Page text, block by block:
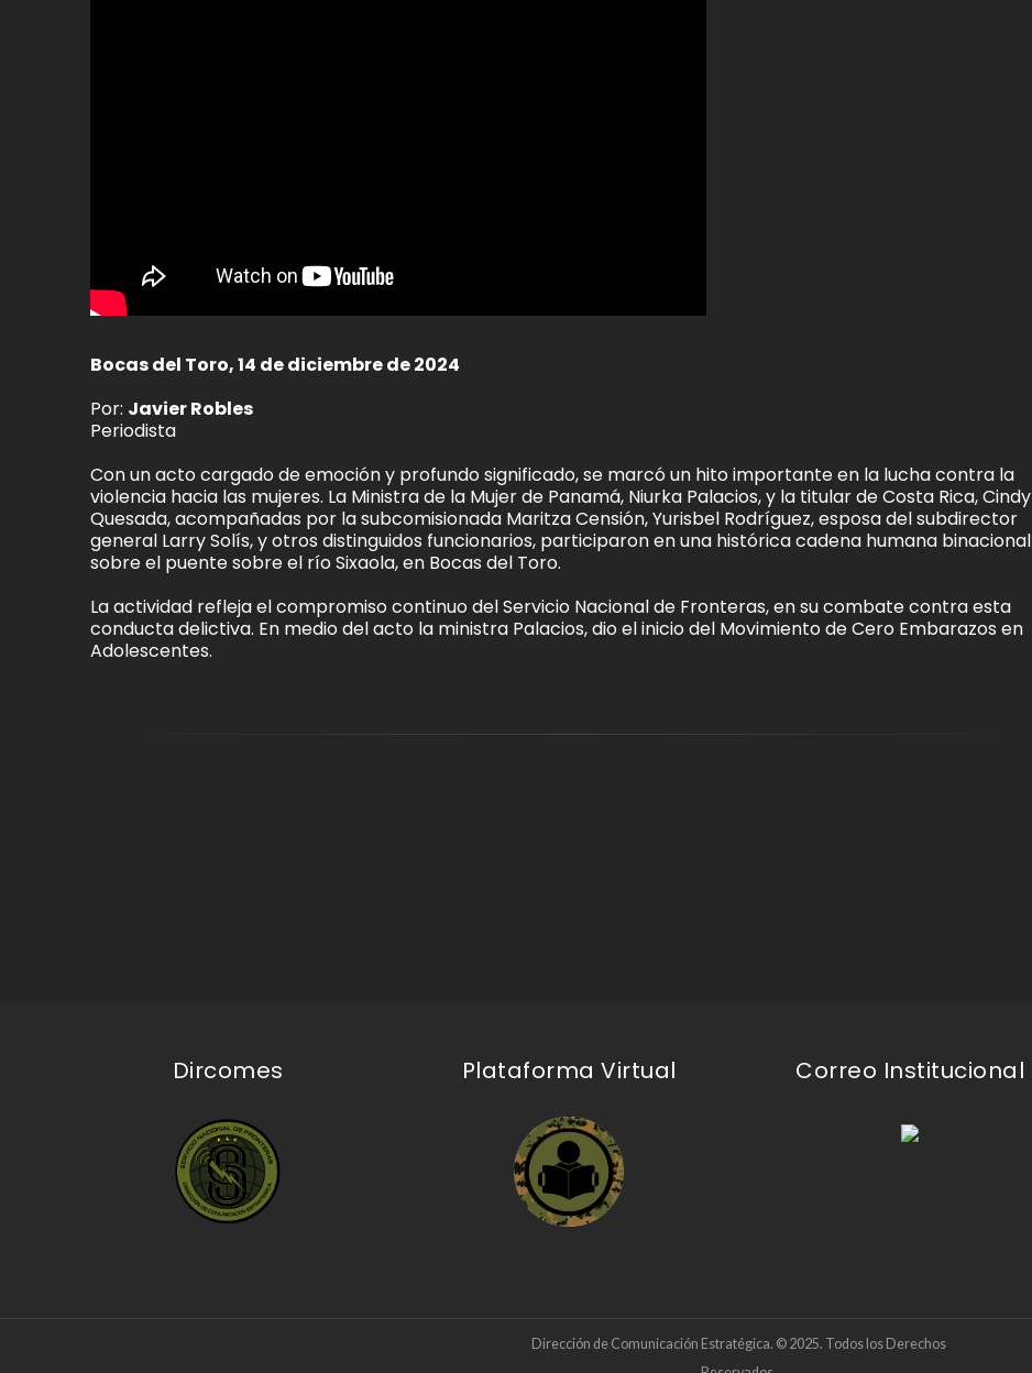
Bocas del Toro, 14 de diciembre de 2024
Por: Javier Robles
Periodista
Con un acto cargado de emoción y profundo significado, se marcó un hito importante en la lucha contra la
violencia hacia las mujeres. La Ministra de la Mujer de Panamá, Niurka Palacios, y la titular de Costa Rica, Cindy
Quesada, acompañadas por la subcomisionada Maritza Censión, Yurisbel Rodríguez, esposa del subdirector
general Larry Solís, y otros distinguidos funcionarios, participaron en una histórica cadena humana binacional
sobre el puente sobre el río Sixaola, en Bocas del Toro.
La actividad refleja el compromiso continuo del Servicio Nacional de Fronteras, en su combate contra esta
conducta delictiva. En medio del acto la ministra Palacios, dio el inicio del Movimiento de Cero Embarazos en
Adolescentes.
Dircomes Plataforma Virtual Correo Institucional
Dirección de Comunicación Estratégica. © 2025. Todos los Derechos